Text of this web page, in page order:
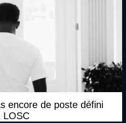
encore de poste défini
LOSC